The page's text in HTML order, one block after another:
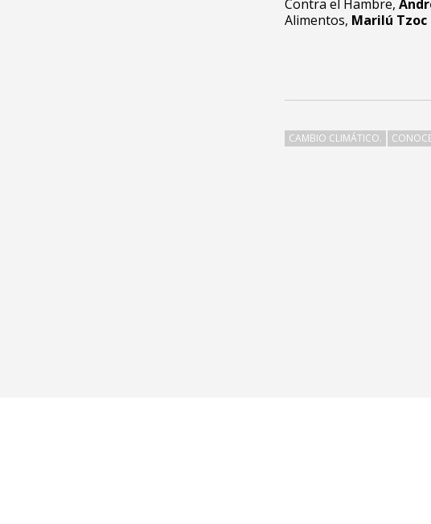
Contra el Hambre,
Alimentos, Marilú Tzoc
CAMBIO CLIMÁTICO.